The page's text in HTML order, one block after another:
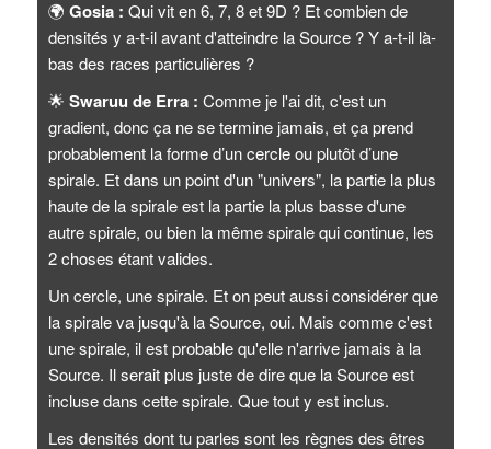
🌍 Gosia : Qui vit en 6, 7, 8 et 9D ? Et combien de
densités y a-t-il avant d'atteindre la Source ? Y a-t-il là-
bas des races particulières ?
🌟 Swaruu de Erra : Comme je l'ai dit, c'est un
gradient, donc ça ne se termine jamais, et ça prend
probablement la forme d’un cercle ou plutôt d’une
spirale. Et dans un point d'un "univers", la partie la plus
haute de la spirale est la partie la plus basse d'une
autre spirale, ou bien la même spirale qui continue, les
2 choses étant valides.
Un cercle, une spirale. Et on peut aussi considérer que
la spirale va jusqu'à la Source, oui. Mais comme c'est
une spirale, il est probable qu'elle n'arrive jamais à la
Source. Il serait plus juste de dire que la Source est
incluse dans cette spirale. Que tout y est inclus.
Les densités dont tu parles sont les règnes des êtres